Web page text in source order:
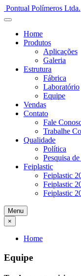
Pontual Polímeros Ltda.
Home
Produtos
Aplicações
Galeria
Estrutura
Fábrica
Laboratório
Equipe
Vendas
Contato
Fale
Trabalhe
Qualidade
Política
Pesquisa
Feiplastic
Feiplastic
Feiplastic
Feiplastic
Menu
×
Home
Equipe